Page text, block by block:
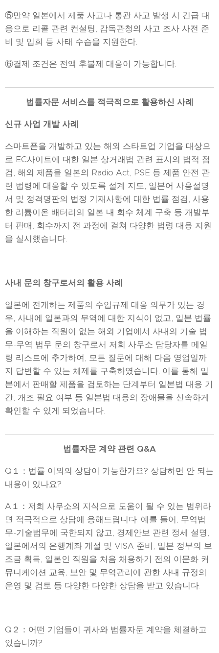
⑤만약 일본에서 제품 사고나 통관 사고 발생 시 긴급 대
응으로 리콜 관련 컨설팅, 감독관청의 사고 조사 사전 준
비 및 입회 등 사태 수습을 지원한다.
⑥결제 조건은 전액 후불제 대응이 가능합니다.
법률자문 서비스를 적극적으로 활용하신 사례
신규 사업 개발 사례
스마트폰을 개발하고 있는 해외 스타트업 기업을 대상으
로 EC사이트에 대한 일본 상거래법 관련 표시의 법적 점
검, 해외 제품을 일본의 Radio Act, PSE 등 제품 안전 관
련 법령에 대응할 수 있도록 설계 지도, 일본어 사용설명
서 및 정격명판의 법정 기재사항에 대한 법률 점검, 사용
한 리튬이온 배터리의 일본 내 회수 체계 구축 등 개발부
터 판매, 회수까지 전 과정에 걸쳐 다양한 법령 대응 지원
을 실시했습니다.
사내 문의 창구로서의 활용 사례
일본에 전개하는 제품의 수입규제 대응 의무가 있는 경
우, 사내에 일본과의 무역에 대한 지식이 없고, 일본 법률
을 이해하는 직원이 없는 해외 기업에서 사내의 기술 법
무-무역 법무 문의 창구로서 저희 사무소 담당자를 메일
링 리스트에 추가하여, 모든 질문에 대해 다음 영업일까
지 답변할 수 있는 체제를 구축하였습니다. 이를 통해 일
본에서 판매할 제품을 검토하는 단계부터 일본법 대응 기
간, 개조 필요 여부 등 일본법 대응의 장애물을 신속하게
확인할 수 있게 되었습니다.
법률자문 계약 관련 Q&A
Q１：법률 이외의 상담이 가능한가요? 상담하면 안 되는
내용이 있나요?
A１：저희 사무소의 지식으로 도움이 될 수 있는 범위라
면 적극적으로 상담에 응해드립니다. 예를 들어, 무역법
무-기술법무에 국한되지 않고, 경제안보 관련 정세 설명,
일본에서의 은행계좌 개설 및 VISA 준비, 일본 정부의 보
조금 획득, 일본인 직원을 처음 채용하기 전의 이문화 커
뮤니케이션 교육, 보안 및 무역관리에 관한 사내 규정의
운영 및 검토 등 다양한 다양한 상담을 받고 있습니다.
Q２：어떤 기업들이 귀사와 법률자문 계약을 체결하고
있습니까?